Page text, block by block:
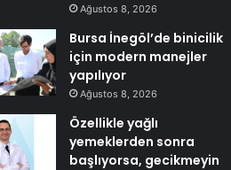
Ağustos 8, 2026
Bursa İnegöl’de binicilik
için modern manejler
yapılıyor
Ağustos 8, 2026
Özellikle yağlı
yemeklerden sonra
başlıyorsa, gecikmeyin